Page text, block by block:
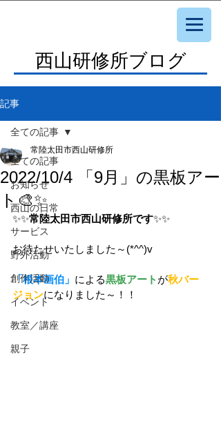
西山研修所ブログ
記事
全ての記事
お知らせ
西山の日常
サービス
野外活動
創作活動
イベント
教室／講座
親子
全ての記事
2022/10/4 「9月」の黒板アー
ト🎨✨
常陸太田市西山研修所
✨✨常陸太田市西山研修所です✨✨
お待たせいたしました～(*^^)v
「根本画伯」 による黒板アート が秋バー
ジョンになりました～！！